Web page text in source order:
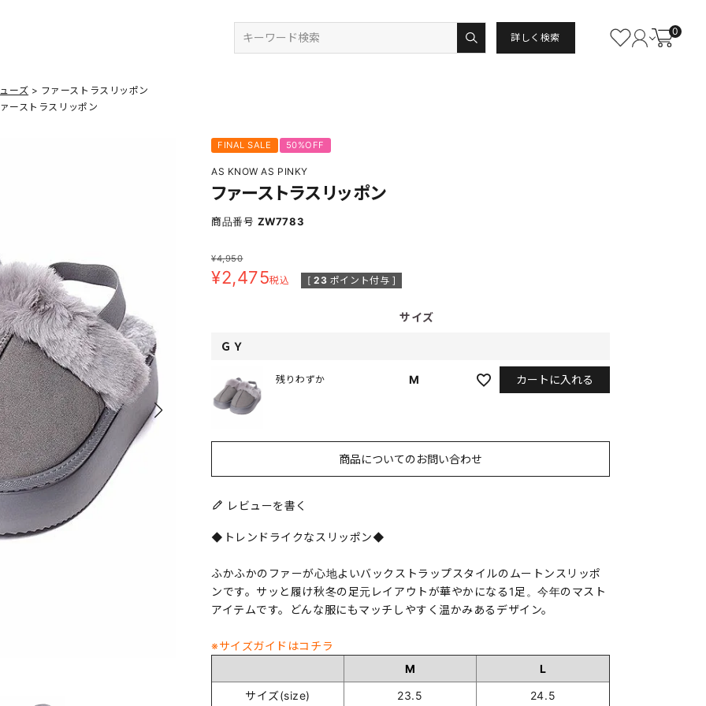
詳しく検索
0
ーズ
ファーストラスリッポン
ーストラスリッポン
FINAL SALE 50%OFF
AS KNOW AS PINKY
ファーストラスリッポン
商品番号 ZW7783
¥4,950
¥2,475税込 [ 23 ポイント付与 ]
サイズ
ＧＹ
M
残りわずか カートに入れる
商品についてのお問い合わせ
レビューを書く
◆トレンドライクなスリッポン◆
ふかふかのファーが心地よいバックストラップスタイルのムートンスリッポ
ンです。サッと履け秋冬の足元レイアウトが華やかになる1足。今年のマスト
アイテムです。どんな服にもマッチしやすく温かみあるデザイン。
※サイズガイドはコチラ
M
L
サイズ(size)
23.5 24.5